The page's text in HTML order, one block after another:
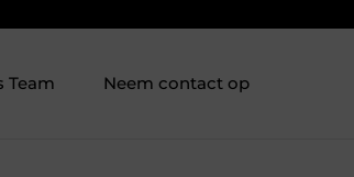
Team Neem contact op